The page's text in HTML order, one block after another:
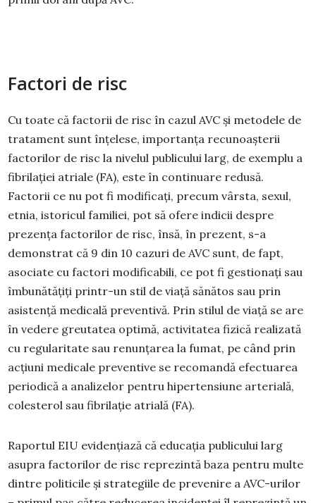
Factori de risc
Cu toate că factorii de risc în cazul AVC și metodele de
tratament sunt înțelese, importanța recunoașterii
factorilor de risc la nivelul publicului larg, de exemplu a
fibrilației atriale (FA), este în continuare redusă.
Factorii ce nu pot fi modificați, precum vârsta, sexul,
etnia, istoricul familiei, pot să ofere indicii despre
prezența factorilor de risc, însă, în prezent, s-a
demonstrat că 9 din 10 cazuri de AVC sunt, de fapt,
asociate cu factori modificabili, ce pot fi gestionați sau
îmbunătățiți printr-un stil de viață sănătos sau prin
asistență medicală preventivă. Prin stilul de viață se are
în vedere greutatea optimă, activitatea fizică realizată
cu regularitate sau renunțarea la fumat, pe când prin
acțiuni medicale preventive se recomandă efectuarea
periodică a analizelor pentru hipertensiune arterială,
colesterol sau fibrilație atrială (FA).
Raportul EIU evidențiază că educația publicului larg
asupra factorilor de risc reprezintă baza pentru multe
dintre politicile și strategiile de prevenire a AVC-urilor